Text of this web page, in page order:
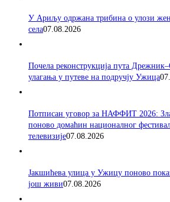
У Ариљу одржана трибина о улози
села07.08.2026
Почела реконструкција пута
улагања у путеве на подручју Ужица
Потписан уговор за НАФФИТ 2026:
поново домаћин националног
телевизије07.08.2026
Јакшићева улица у Ужицу поново
још живи07.08.2026